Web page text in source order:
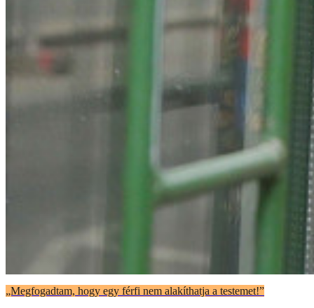
„Megfogadtam, hogy egy férfi nem alakíthatja a testemet!”